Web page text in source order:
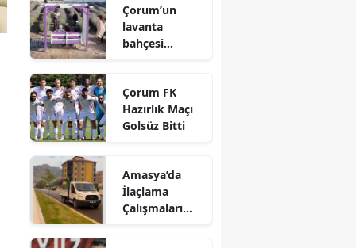
Erzurum
Eskişehir
Giresun
Hakkari
Hatay
Çorum’un
lavanta
bahçesi
Çorum FK
Hazırlık Maçı
Golsüz Bitti
Amasya’da
İlaçlama
Çalışmaları